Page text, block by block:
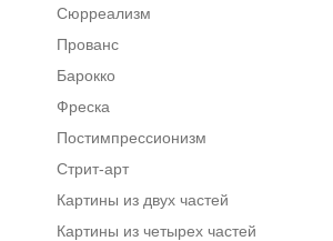
Сюрреализм
Прованс
Барокко
Фреска
Постимпрессионизм
Стрит-арт
Картины из двух частей
Картины из четырех частей